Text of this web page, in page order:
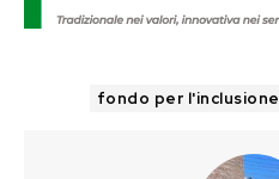
fondo per l'inclusione